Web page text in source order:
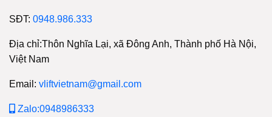
SĐT: 0948.986.333
Địa chỉ:Thôn Nghĩa Lại, xã Đông Anh, Thành phố Hà Nội,
Việt Nam
Email: vliftvietnam@gmail.com
Zalo:0948986333